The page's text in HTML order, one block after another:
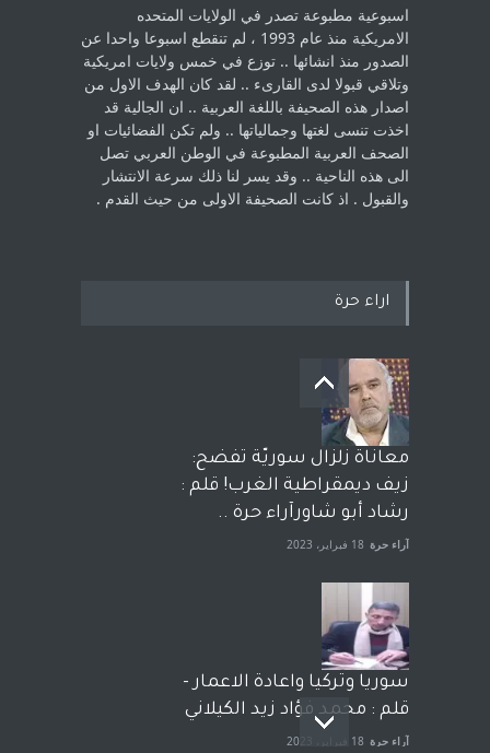
اسبوعية مطبوعة تصدر في الولايات المتحده
الامريكية منذ عام 1993 ، لم ‏تنقطع اسبوعا واحدا عن
الصدور منذ انشائها .. توزع في خمس ولايات امريكية
‏وتلاقي قبولا لدى القارىء ..‏ لقد كان الهدف الاول من
اصدار هذه الصحيفة باللغة العربية .. ان الجالية قد
اخذت ‏تنسى لغتها وجمالياتها .. ولم تكن الفضائيات او
الصحف العربية المطبوعة في الوطن ‏العربي تصل
الى هذه الناحية .. وقد يسر لنا ذلك سرعة الانتشار
والقبول . اذ كانت ‏الصحيفة الاولى من حيث القدم . ‏
اراء حرة
معاناة زلزال سوريّة تفضح:
زيف ديمقراطية الغرب! قلم :
رشاد أبو شاورآراء حرة ..
آراء حرة 18 فبراير، 2023
سوريا وتركيا واعادة الاعمار -
قلم : محمد فؤاد زيد الكيلاني
آراء حرة 18 فبراير، 2023